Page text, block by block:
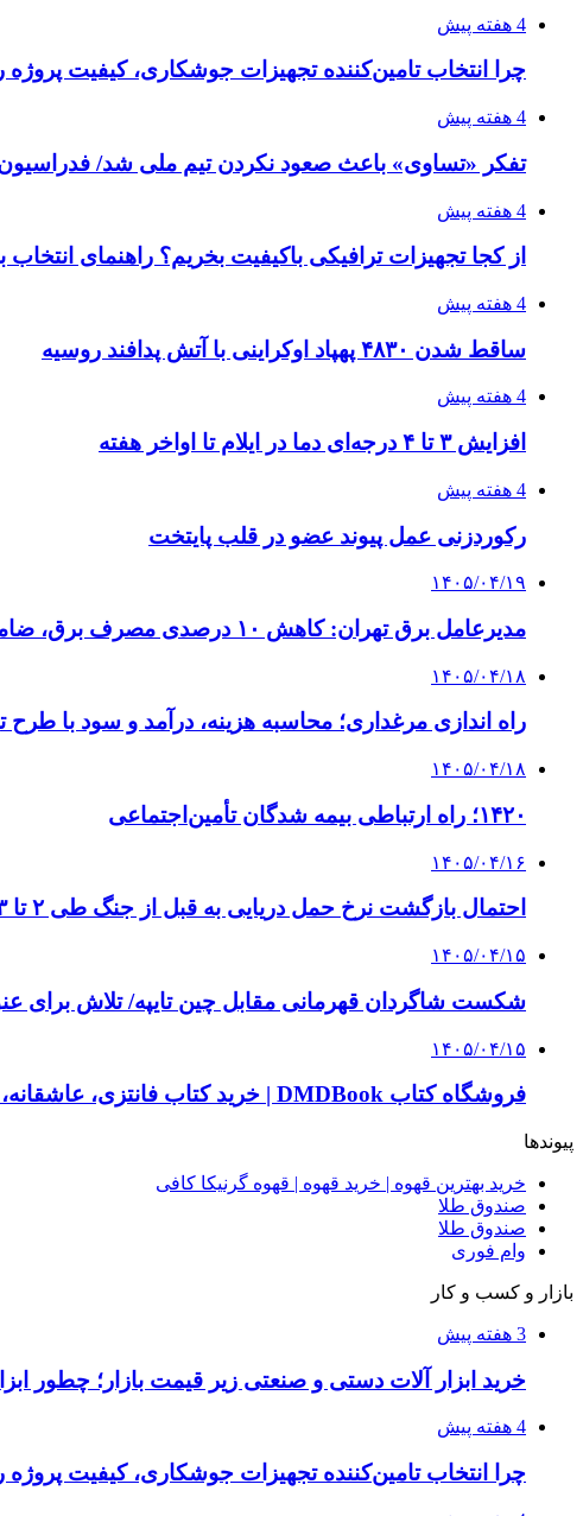
4 هفته پیش
چرا انتخاب تامین‌کننده تجهیزات جوشکاری، کیفیت پروژه
4 هفته پیش
تفکر «تساوی» باعث صعود نکردن تیم ملی شد/
4 هفته پیش
از کجا تجهیزات ترافیکی باکیفیت بخریم؟ راهنمای انتخاب
4 هفته پیش
ساقط شدن ۴۸۳۰ پهپاد اوکراینی با آتش پدافند روسیه
4 هفته پیش
افزایش ۳ تا ۴ درجه‌ای دما در ایلام تا اواخر هفته
4 هفته پیش
رکوردزنی عمل پیوند عضو در قلب پایتخت
۱۴۰۵/۰۴/۱۹
مدیرعامل برق تهران: کاهش ۱۰ درصدی مصرف برق، ضامن پایداری شبکه است
۱۴۰۵/۰۴/۱۸
راه اندازی مرغداری؛ محاسبه هزینه، درآمد و سود با طرح
۱۴۰۵/۰۴/۱۸
۱۴۲۰؛ راه ارتباطی بیمه شدگان تأمین‌اجتماعی
۱۴۰۵/۰۴/۱۶
احتمال بازگشت نرخ حمل دریایی به قبل از جنگ طی ۲ تا ۳ ماه آینده
۱۴۰۵/۰۴/۱۵
شکست شاگردان قهرمانی مقابل چین تایپه/ تلاش برای
۱۴۰۵/۰۴/۱۵
فروشگاه کتاب DMDBook | خرید کتاب فانتزی، عاشقانه، دارک رومنس و رمان بدون حذفیات
پیوندها
خرید بهترین قهوه | خرید قهوه | قهوه گرنیکا کافی
صندوق طلا
صندوق طلا
وام فوری
بازار و کسب و کار
3 هفته پیش
خرید ابزار آلات دستی و صنعتی زیر قیمت بازار؛ چطور
4 هفته پیش
چرا انتخاب تامین‌کننده تجهیزات جوشکاری، کیفیت پروژه